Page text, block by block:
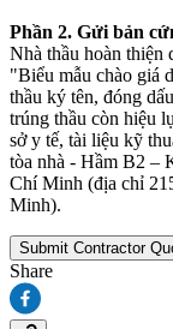
Phần 2. Gửi bản
Nhà thầu hoàn thiện
"Biểu mẫu chào giá
thầu ký tên, đóng
trúng thầu còn hiệu
sở y tế, tài liệu kỹ
tòa nhà - Hầm B2 –
Chí Minh (địa chỉ
Minh).
Submit Contractor
Share